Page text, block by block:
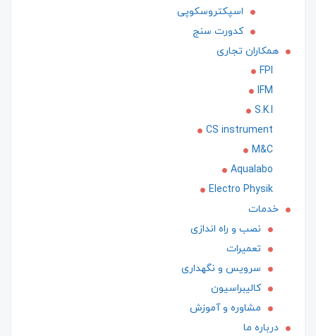
اسپکتروسکوپی
کدورت سنج
همکاران تجاری
FPI
IFM
S.K.I
CS instrument
M&C
Aqualabo
Electro Physik
خدمات
نصب و راه اندازی
تعمیرات
سرویس و نگهداری
کالیبراسیون
مشاوره و آموزش
درباره ما